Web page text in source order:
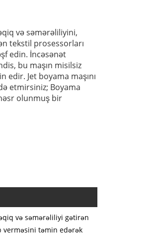
və səmərəliliyini,
tekstil prosessorları
edin. İncəsənət
bu maşın misilsiz
edir. Jet boyama maşını
etmirsiniz; Boyama
olunmuş bir
və səmərəliliyi gətirən
verməsini təmin edərək